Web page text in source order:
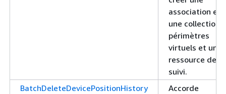
association
une collection
périmètres
virtuels et une
ressource de
suivi.
BatchDeleteDevicePositionHistory
Accorde